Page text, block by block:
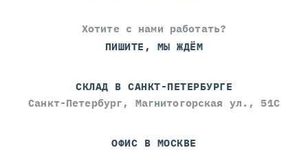
Хотите с нами работать?
ПИШИТЕ, МЫ ЖДЁМ
СКЛАД В САНКТ-ПЕТЕРБУРГЕ
Санкт-Петербург, Магнитогорская ул., 51С
ОФИС В МОСКВЕ